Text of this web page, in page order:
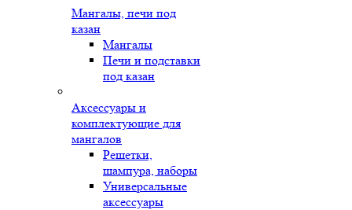
Мангалы, печи под
казан
Мангалы
Печи и подставки
под казан
Аксессуары и
комплектующие для
мангалов
Решетки,
шампура, наборы
Универсальные
аксессуары